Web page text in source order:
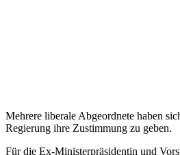
Mehrere liberale Abgeordnete haben
Regierung ihre Zustimmung zu geben.
Für die Ex-Ministerpräsidentin und